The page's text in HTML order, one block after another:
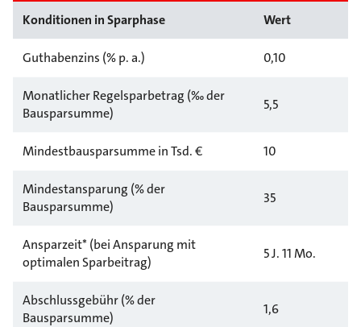
Konditionen in Sparphase Wert
Guthabenzins (% p. a.) 0,10
Monatlicher Regelsparbetrag (‰ der
Bausparsumme)
5,5
Mindestbausparsumme in Tsd. € 10
Mindestansparung (% der
Bausparsumme)
35
Ansparzeit* (bei Ansparung mit
optimalen Sparbeitrag)
5 J. 11 Mo.
Abschlussgebühr (% der
Bausparsumme)
1,6